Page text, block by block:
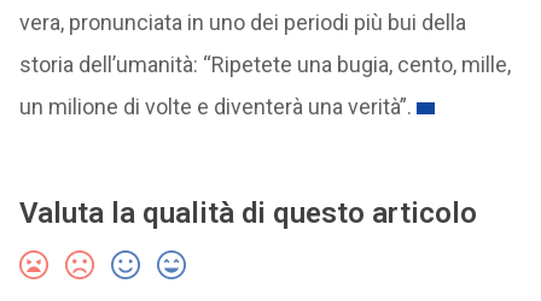
vera, pronunciata in uno dei periodi più bui della
storia dell’umanità: “Ripetete una bugia, cento, mille,
un milione di volte e diventerà una verità”.
Valuta la qualità di questo articolo